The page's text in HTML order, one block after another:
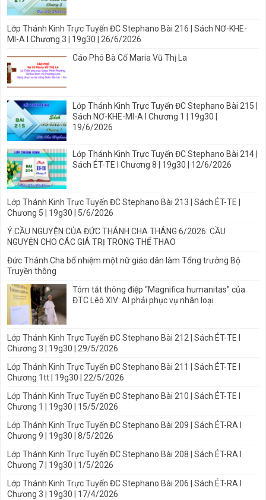
Lớp Thánh Kinh Trực Tuyến ĐC Stephano Bài 216 | Sách NƠ-KHE-
MI-A I Chương 3 | 19g30 | 26/6/2026
Cáo Phó Bà Cố Maria Vũ Thị La
Lớp Thánh Kinh Trực Tuyến ĐC Stephano Bài 215 |
Sách NƠ-KHE-MI-A I Chương 1 | 19g30 |
19/6/2026
Lớp Thánh Kinh Trực Tuyến ĐC Stephano Bài 214 |
Sách ÉT-TE I Chương 8 | 19g30 | 12/6/2026
Lớp Thánh Kinh Trực Tuyến ĐC Stephano Bài 213 | Sách ÉT-TE |
Chương 5 | 19g30 | 5/6/2026
Ý CẦU NGUYỆN CỦA ĐỨC THÁNH CHA THÁNG 6/2026: CẦU
NGUYỆN CHO CÁC GIÁ TRỊ TRONG THỂ THAO
Đức Thánh Cha bổ nhiệm một nữ giáo dân làm Tổng trưởng Bộ
Truyền thông
Tóm tắt thông điệp “Magnifica humanitas” của
ĐTC Lêô XIV: AI phải phục vụ nhân loại
Lớp Thánh Kinh Trực Tuyến ĐC Stephano Bài 212 | Sách ÉT-TE I
Chương 3 | 19g30 | 29/5/2026
Lớp Thánh Kinh Trực Tuyến ĐC Stephano Bài 211 | Sách ÉT-TE I
Chương 1tt | 19g30 | 22/5/2026
Lớp Thánh Kinh Trực Tuyến ĐC Stephano Bài 210 | Sách ÉT-TE I
Chương 1 | 19g30 | 15/5/2026
Lớp Thánh Kinh Trực Tuyến ĐC Stephano Bài 209 | Sách ÉT-RA I
Chương 9 | 19g30 | 8/5/2026
Lớp Thánh Kinh Trực Tuyến ĐC Stephano Bài 208 | Sách ÉT-RA I
Chương 7 | 19g30 | 1/5/2026
Lớp Thánh Kinh Trực Tuyến ĐC Stephano Bài 206 | Sách ÉT-RA I
Chương 3 | 19g30 | 17/4/2026